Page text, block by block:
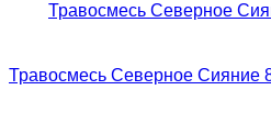
Травосмесь Северное Сияние